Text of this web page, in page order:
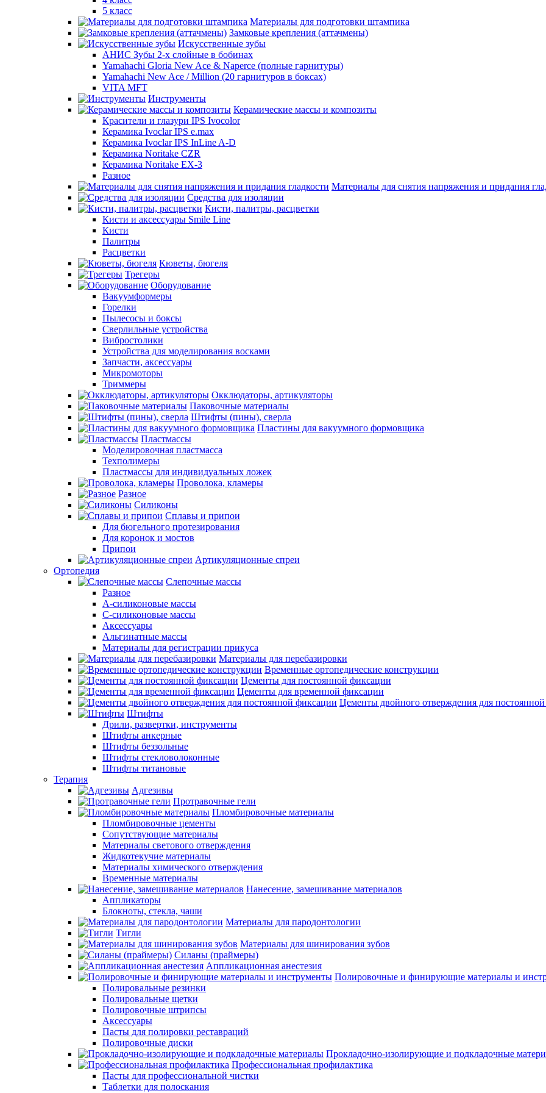
5 класс
Материалы для подготовки штампика
Замковые крепления (аттачмены)
Искусственные зубы
АНИС Зубы 2-х слойные в бобинах
Yamahachi Gloria New Ace & Naperce (полные гарнитуры)
Yamahachi New Ace / Million (20 гарнитуров в боксах)
VITA MFT
Инструменты
Керамические массы и композиты
Красители и глазури IPS Ivocolor
Керамика Ivoclar IPS e.max
Керамика Ivoclar IPS InLine A-D
Керамика Noritake CZR
Керамика Noritake EX-3
Разное
Материалы для снятия напряжения и придания
Средства для изоляции
Кисти, палитры, расцветки
Кисти и аксессуары Smile Line
Кисти
Палитры
Расцветки
Кюветы, бюгеля
Трегеры
Оборудование
Вакуумформеры
Горелки
Пылесосы и боксы
Сверлильные устройства
Вибростолики
Устройства для моделирования восками
Запчасти, аксессуары
Микромоторы
Триммеры
Окклюдаторы, артикуляторы
Паковочные материалы
Штифты (пины), сверла
Пластины для вакуумного формовщика
Пластмассы
Моделировочная пластмасса
Техполимеры
Пластмассы для индивидуальных ложек
Проволока, кламеры
Разное
Силиконы
Сплавы и припои
Для бюгельного протезирования
Для коронок и мостов
Припои
Артикуляционные спреи
Ортопедия
Слепочные массы
Разное
А-силиконовые массы
С-силиконовые массы
Аксессуары
Альгинатные массы
Материалы для регистрации прикуса
Материалы для перебазировки
Временные ортопедические конструкции
Цементы для постоянной фиксации
Цементы для временной фиксации
Цементы двойного отверждения для
Штифты
Дрили, развертки, инструменты
Штифты анкерные
Штифты беззольные
Штифты стекловолоконные
Штифты титановые
Терапия
Адгезивы
Протравочные гели
Пломбировочные материалы
Пломбировочные цементы
Сопутствующие материалы
Материалы светового отверждения
Жидкотекучие материалы
Материалы химического отверждения
Временные материалы
Нанесение, замешивание материалов
Аппликаторы
Блокноты, стекла, чаши
Материалы для пародонтологии
Тигли
Материалы для шинирования зубов
Силаны (праймеры)
Аппликационная анестезия
Полировочные и финирующие материалы и
Полировальные резинки
Полировальные щетки
Полировочные штрипсы
Аксессуары
Пасты для полировки реставраций
Полировочные диски
Прокладочно-изолирующие и подкладочные
Профессиональная профилактика
Пасты для профессиональной чистки
Таблетки для полоскания